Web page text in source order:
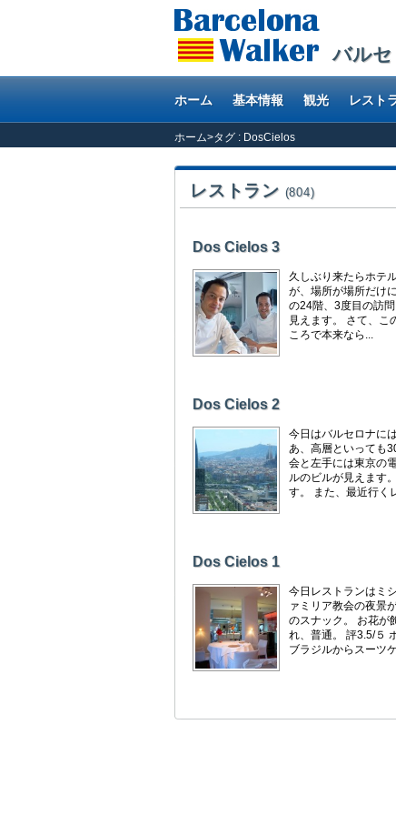
バルセ
ホーム 基本情報 観光 レスト
ホーム>タグ : DosCielos
レストラン (804)
Dos Cielos 3
久しぶり来たらホ
が、場所が場所だけ
の24階、3度目の訪
見えます。 さて、こ
ころで本来なら...
Dos Cielos 2
今日はバルセロナに
あ、高層といっても
会と左手には東京の
ルのビルが見えます
す。 また、最近行く
Dos Cielos 1
今日レストランはミ
ァミリア教会の夜景
のスナック。 お花が
れ、普通。 評3.5/５
ブラジルからスーツ